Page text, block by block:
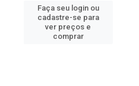
Faça seu login ou
cadastre-se para
ver preços e
comprar